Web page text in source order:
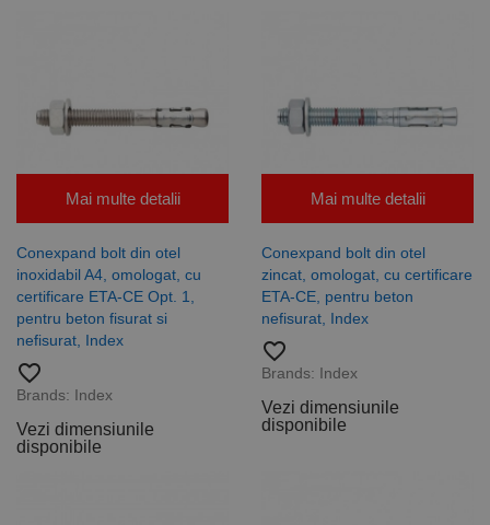
Mai multe detalii
Conexpand bolt din otel
inoxidabil A4, omologat, cu
certificare ETA-CE Opt. 1,
pentru beton fisurat si
nefisurat, Index
favorite_border
Brands: Index
Vezi dimensiunile
disponibile
Mai multe detalii
Conexpand bolt din otel
zincat, omologat, cu certificare
ETA-CE, pentru beton
nefisurat, Index
favorite_border
Brands: Index
Vezi dimensiunile
disponibile